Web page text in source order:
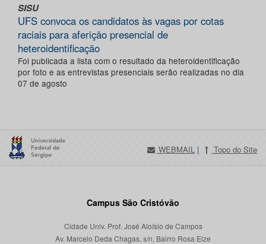
SISU
UFS convoca os candidatos às vagas por cotas
raciais para aferição presencial de
heteroidentificação
Foi publicada a lista com o resultado da heteroidentificação
por foto e as entrevistas presenciais serão realizadas no dia
07 de agosto
WEBMAIL | Topo do Site
Campus São Cristóvão
Cidade Univ. Prof. José Aloísio de Campos
Av. Marcelo Deda Chagas, s/n, Bairro Rosa Elze